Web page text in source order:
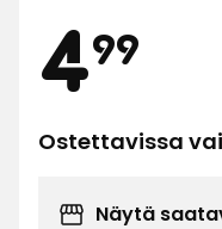
499
€
Ostettavissa
Näytä